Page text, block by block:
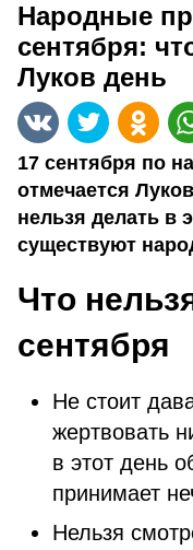
Народные
сентября:
Луков день
17 сентября по
отмечается
нельзя делать в
существуют
Что
сентября
Не стоит
жертвовать
в этот день
принимает
Нельзя